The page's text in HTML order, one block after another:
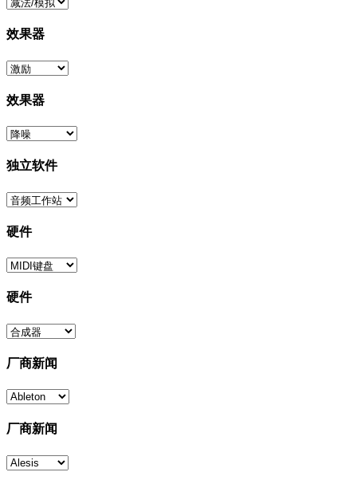
效果器
效果器
独立软件
硬件
硬件
厂商新闻
厂商新闻